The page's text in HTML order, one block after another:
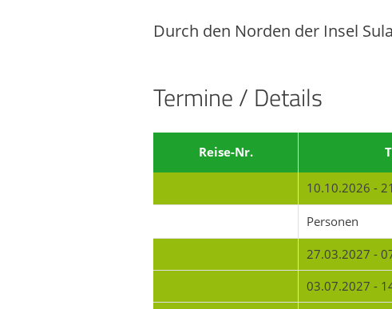
Durch den Norden der Insel
Termine / Details
Reise-Nr.
10.10.2026 -
Personen
27.03.2027 -
03.07.2027 -